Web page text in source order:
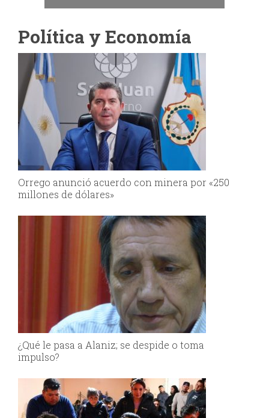
Política y Economía
Orrego anunció acuerdo con minera por «250
millones de dólares»
¿Qué le pasa a Alaniz; se despide o toma
impulso?